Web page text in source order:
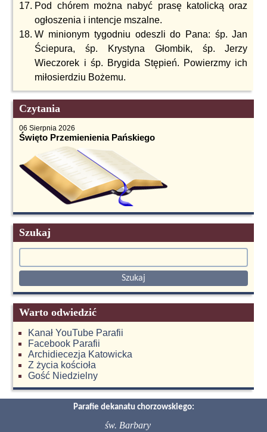
Pod chórem można nabyć prasę katolicką oraz
ogłoszenia i intencje mszalne.
W minionym tygodniu odeszli do Pana: śp. Jan
Ściepura, śp. Krystyna Głombik, śp. Jerzy
Wieczorek i śp. Brygida Stępień. Powierzmy ich
miłosierdziu Bożemu.
Czytania
06 Sierpnia 2026
Święto Przemienienia Pańskiego
Szukaj
Warto odwiedzić
Kanał YouTube Parafii
Facebook Parafii
Archidiecezja Katowicka
Z życia kościoła
Gość Niedzielny
Parafie dekanatu chorzowskiego:
św. Barbary